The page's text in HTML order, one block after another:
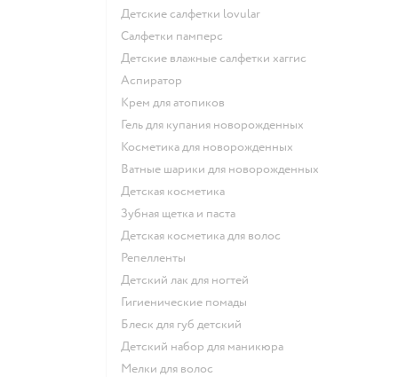
детские салфетки lovular
салфетки памперс
детские влажные салфетки хаггис
аспиратор
крем для атопиков
гель для купания новорожденных
косметика для новорожденных
ватные шарики для новорожденных
детская косметика
зубная щетка и паста
детская косметика для волос
репелленты
детский лак для ногтей
гигиенические помады
блеск для губ детский
детский набор для маникюра
мелки для волос